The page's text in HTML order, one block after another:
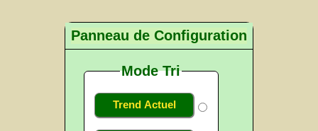
Panneau de Configuration
Mode Tri
Trend Actuel